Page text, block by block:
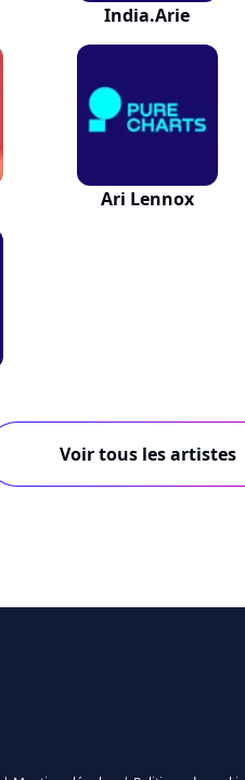
India.Arie
Ari Lennox
Voir tous les artistes